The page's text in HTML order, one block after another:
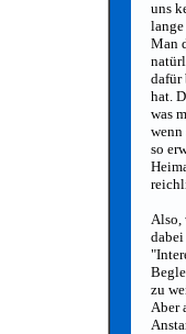
uns
Man
dafür
hat.
was
wenn
so
Also,
zu
Aber